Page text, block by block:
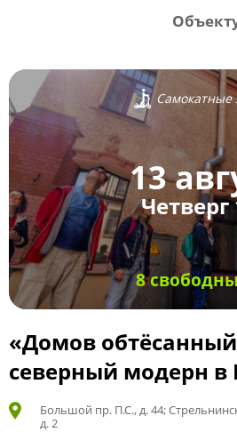
Самокатные
13
Четверг
8
«Домов
северный модерн в
Большой пр. П.С., д. 44;
д. 2